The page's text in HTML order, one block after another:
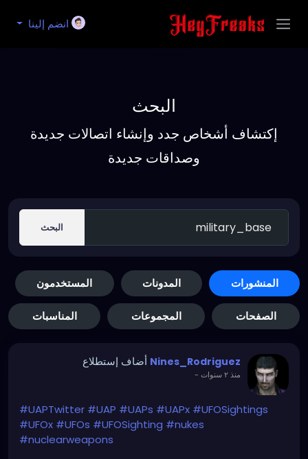
انضم إلينا
البحث
إكتشاف أشخاص جدد وإنشاء اتصالات جديدة
وصداقات جديدة
البحث
المنشورات المدونات المستخدمون
الصفحات المجموعات المناسبات
Nines_Rodriguez أضاف إستطلاع
منذ ٢ سنوات -
#UAPTwitter #UAP #UAPs #UAPx #UFOSightings
#UFOx #UFOs #UFOSighting #nukes
#nuclearweapons